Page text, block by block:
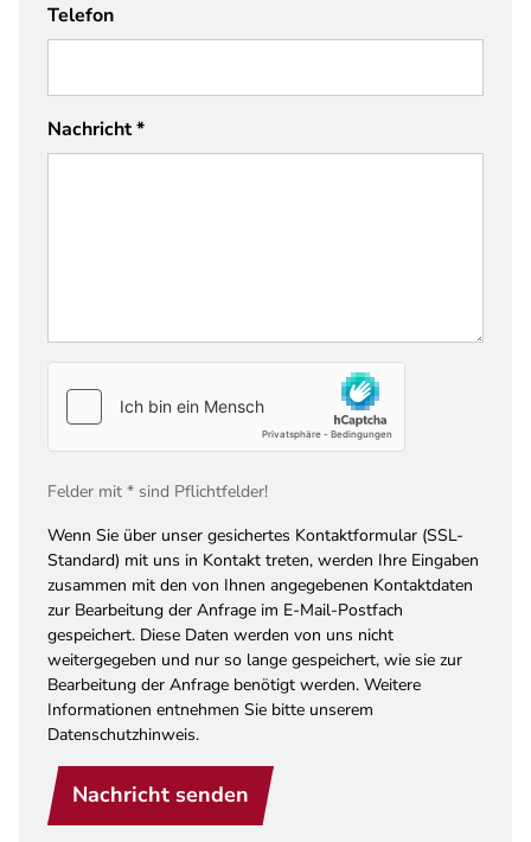
Telefon
Nachricht*
Felder mit * sind Pflichtfelder!
Wenn Sie über unser gesichertes Kontaktformular (SSL-
Standard) mit uns in Kontakt treten, werden Ihre Eingaben
zusammen mit den von Ihnen angegebenen Kontaktdaten
zur Bearbeitung der Anfrage im E-Mail-Postfach
gespeichert. Diese Daten werden von uns nicht
weitergegeben und nur so lange gespeichert, wie sie zur
Bearbeitung der Anfrage benötigt werden. Weitere
Informationen entnehmen Sie bitte unserem
Datenschutzhinweis.
Nachricht senden